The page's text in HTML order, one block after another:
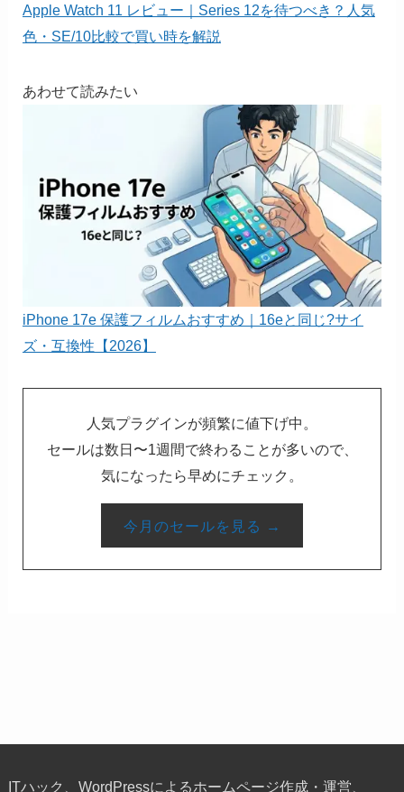
Apple Watch 11 レビュー｜Series 12を待つべき？人気
色・SE/10比較で買い時を解説
あわせて読みたい
iPhone 17e 保護フィルムおすすめ｜16eと同じ?サイ
ズ・互換性【2026】
人気プラグインが頻繁に値下げ中。
セールは数日〜1週間で終わることが多いので、
気になったら早めにチェック。
今月のセールを見る →
ITハック、WordPressによるホームページ作成・運営、